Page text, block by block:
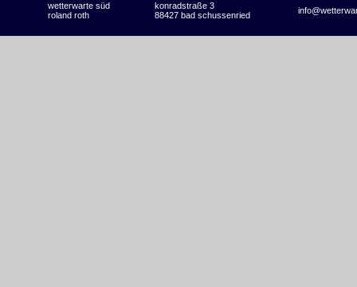
wetterwarte süd konradstraße 3
roland roth 88427 bad schussenried